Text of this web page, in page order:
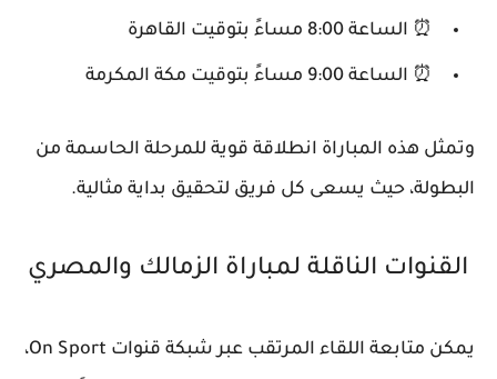
⏰ الساعة 8:00 مساءً بتوقيت القاهرة
⏰ الساعة 9:00 مساءً بتوقيت مكة المكرمة
وتمثل هذه المباراة انطلاقة قوية للمرحلة الحاسمة من
البطولة، حيث يسعى كل فريق لتحقيق بداية مثالية.
القنوات الناقلة لمباراة الزمالك والمصري
يمكن متابعة اللقاء المرتقب عبر شبكة قنوات On Sport،